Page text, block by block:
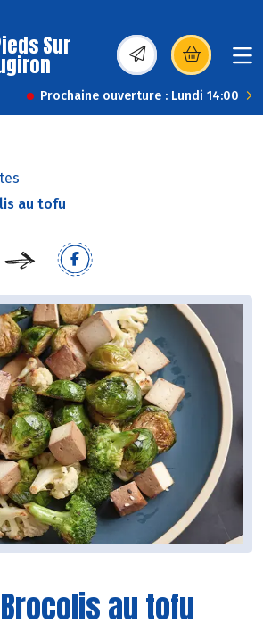
Sur
(s’ouvre dans une
Prochaine ouverture : Lundi 14:00
au tofu
au tofu